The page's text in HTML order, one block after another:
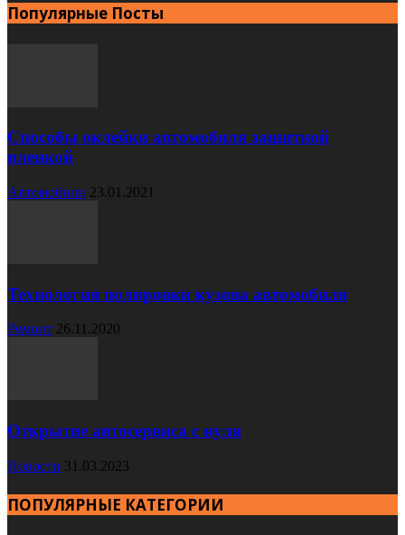
Популярные Посты
Способы оклейки автомобиля защитной
пленкой
Автомобили 23.01.2021
Технология полировки кузова автомобиля
Ремонт 26.11.2020
Открытие автосервиса с нуля
Новости 31.03.2023
ПОПУЛЯРНЫЕ КАТЕГОРИИ